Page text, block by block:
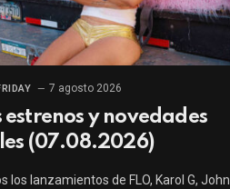
7 agosto 2026
estrenos y novedades
(07.08.2026)
los lanzamientos de FLO, Karol G, John